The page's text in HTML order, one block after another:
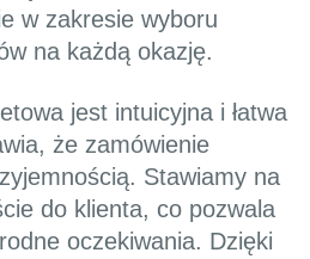
w zakresie wyboru
na każdą okazję.
jest intuicyjna i łatwa
że zamówienie
Stawiamy na
do klienta, co pozwala
oczekiwania. Dzięki